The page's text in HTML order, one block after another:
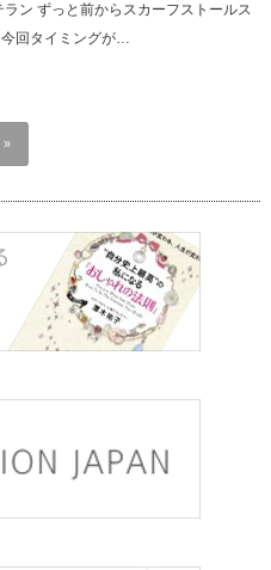
ン ずっと前からスカーフストールス
回タイミングが…
»